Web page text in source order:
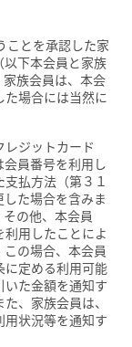
ことを承認した家
下本会員と家族
族会員は、本会
た場合には当然に
ジットカード
会員番号を利用し
払方法（第３１
た場合を含みま
の他、本会員
用したことによ
の場合、本会員
に定める利用可能
た金額を通知す
、家族会員は、
用状況等を通知す